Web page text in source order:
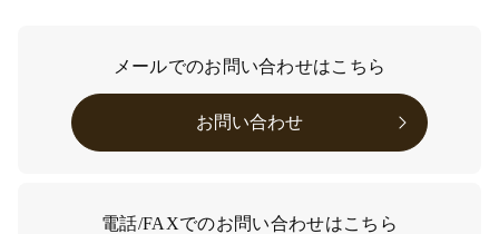
メールでのお問い合わせはこちら
お問い合わせ
電話/FAXでのお問い合わせはこちら